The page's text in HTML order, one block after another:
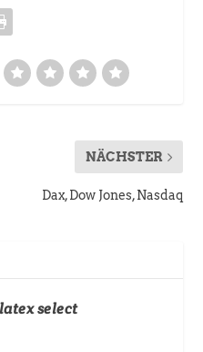
NÄCHSTER
Dax, Dow Jones, Nasdaq
select